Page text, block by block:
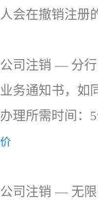
人会在撤销注册
公司注销 — 分
业务通知书，如
办理所需时间：
价
公司注销 — 无